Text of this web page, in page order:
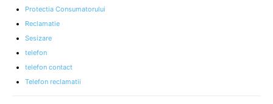
Protectia Consumatorului
Reclamatie
Sesizare
telefon
telefon contact
Telefon reclamatii